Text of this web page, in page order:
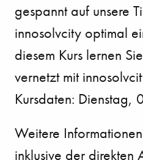
gespannt auf unsere
innosolvcity optimal
diesem Kurs lernen
vernetzt mit
Kursdaten: Dienstag,
Weitere
inklusive der direkten